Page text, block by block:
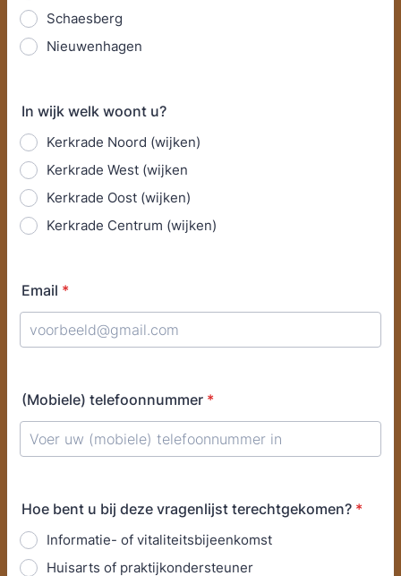
Schaesberg
Nieuwenhagen
In wijk welk woont u?
Kerkrade Noord (wijken)
Kerkrade West (wijken
Kerkrade Oost (wijken)
Kerkrade Centrum (wijken)
Email *
(Mobiele) telefoonnummer *
Hoe bent u bij deze vragenlijst terechtgekomen? *
Informatie- of vitaliteitsbijeenkomst
Huisarts of praktijkondersteuner